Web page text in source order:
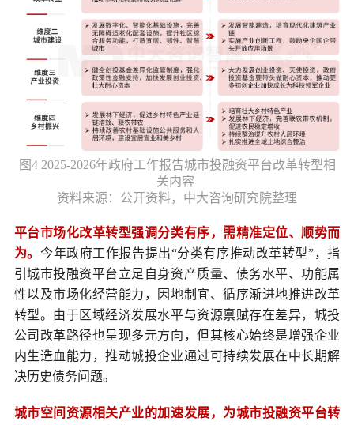
图4 2025-2026年政府工作报告城市投融资平台改革转型相
关内容
资料来源：公开资料，中大咨询研究院整理
平台市场化改革转型强调分类有序，需精准定位、顺势而
为。今年政府工作报告提出“分类有序推动改革转型”，指
引城市投融资平台立足自身资产质量、债务水平、功能属
性以及市场化经营能力，因地制宜、循序渐进地推进改革
转型。由于区域经济发展水平与资源禀赋存在差异，城投
公司改革路径也呈现多元方向，但其核心始终是增强企业
内生造血能力，推动城投企业通过可持续发展在中长期解
决历史债务问题。
城市空间资源相关产业的加速发展，为城市投融资平台转